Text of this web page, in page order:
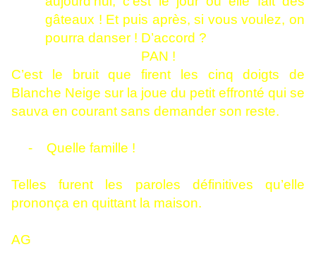
gâteaux ! Et puis après, si vous voulez, on
pourra danser ! D’accord ?
PAN !
C’est le bruit que firent les cinq doigts de
Blanche Neige sur la joue du petit effronté qui se
sauva en courant sans demander son reste.
- Quelle famille !
Telles furent les paroles définitives qu’elle
prononça en quittant la maison.
AG